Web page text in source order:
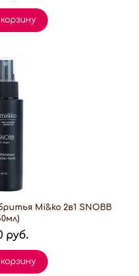
Mi&ko 2в1 SNOBВ
руб.